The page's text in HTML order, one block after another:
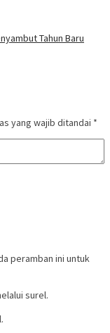
Tahun Baru
yang wajib ditandai *
peramban ini untuk
surel.